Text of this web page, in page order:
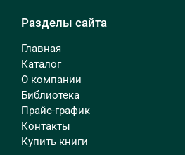
Разделы сайта
Главная
Каталог
О компании
Библиотека
Прайс-график
Контакты
Купить книги